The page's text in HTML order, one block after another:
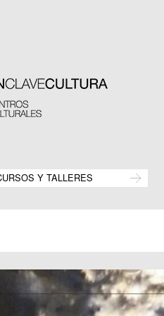
Y TALLERES